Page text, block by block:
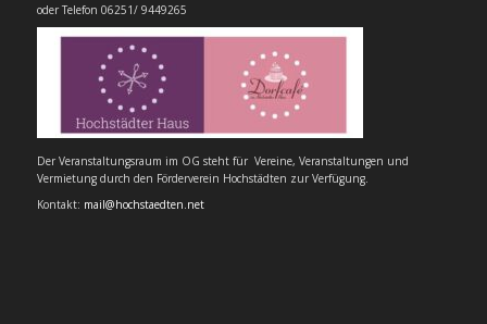
oder Telefon 06251/ 9449265
Der Veranstaltungsraum im OG steht für Vereine, Veranstaltungen und
Vermietung durch den Förderverein Hochstädten zur Verfügung.
Kontakt: mail@hochstaedten.net